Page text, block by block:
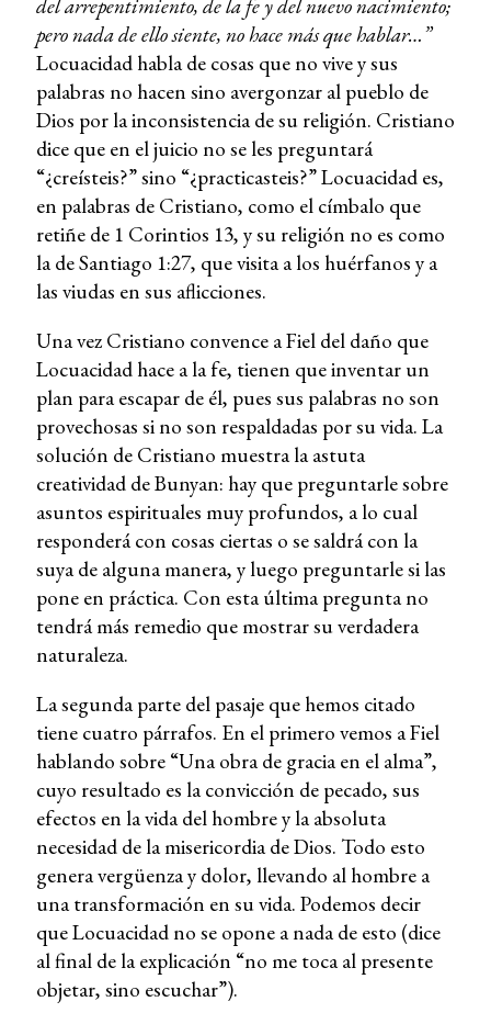
del arrepentimiento, de la fe y del nuevo nacimiento;
pero nada de ello siente, no hace más que hablar…”
Locuacidad habla de cosas que no vive y sus
palabras no hacen sino avergonzar al pueblo de
Dios por la inconsistencia de su religión. Cristiano
dice que en el juicio no se les preguntará
“¿creísteis?” sino “¿practicasteis?” Locuacidad es,
en palabras de Cristiano, como el címbalo que
retiñe de 1 Corintios 13, y su religión no es como
la de Santiago 1:27, que visita a los huérfanos y a
las viudas en sus aflicciones.
Una vez Cristiano convence a Fiel del daño que
Locuacidad hace a la fe, tienen que inventar un
plan para escapar de él, pues sus palabras no son
provechosas si no son respaldadas por su vida. La
solución de Cristiano muestra la astuta
creatividad de Bunyan: hay que preguntarle sobre
asuntos espirituales muy profundos, a lo cual
responderá con cosas ciertas o se saldrá con la
suya de alguna manera, y luego preguntarle si las
pone en práctica. Con esta última pregunta no
tendrá más remedio que mostrar su verdadera
naturaleza.
La segunda parte del pasaje que hemos citado
tiene cuatro párrafos. En el primero vemos a Fiel
hablando sobre “Una obra de gracia en el alma”,
cuyo resultado es la convicción de pecado, sus
efectos en la vida del hombre y la absoluta
necesidad de la misericordia de Dios. Todo esto
genera vergüenza y dolor, llevando al hombre a
una transformación en su vida. Podemos decir
que Locuacidad no se opone a nada de esto (dice
al final de la explicación “no me toca al presente
objetar, sino escuchar”).